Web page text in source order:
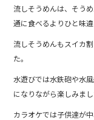
k
流しそうめんは、そう
通に食べるよりひと味
流しそうめんもスイカ
た。
水遊びでは水鉄砲や水
になりながら楽しみまし
カラオケでは子供達が